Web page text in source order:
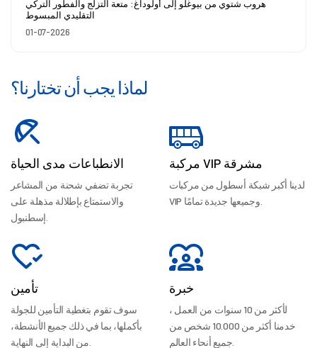
هروب شتوي من بيوغلو إلى أولوداغ: متعة التزلج والفطور التركي
التقليدي المبسوط
01-07-2026
لماذا يجب أن تختارنا؟
الانطباعات مدى الحياة
تجربة تضفي شحنة من المشاعر
والاستمتاع بإطلالة مذهلة على
مركبة VIP مشرقة
لدينا أكبر شبكة أسطول من مركبات
تأمين
سوف تقوم بتغطية التأمين للجولة
بأكملها، بما في ذلك جميع الأنشطة،
خبرة
لأكثر من 10 سنوات من العمل ،
خدمنا أكثر من 10.000 شخص من